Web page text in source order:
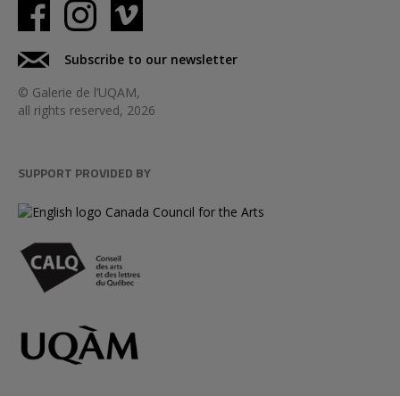
Subscribe to our newsletter
© Galerie de l’UQAM,
all rights reserved, 2026
SUPPORT PROVIDED BY